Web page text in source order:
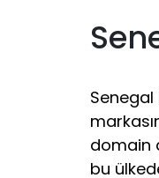
Senegal
domain
bu